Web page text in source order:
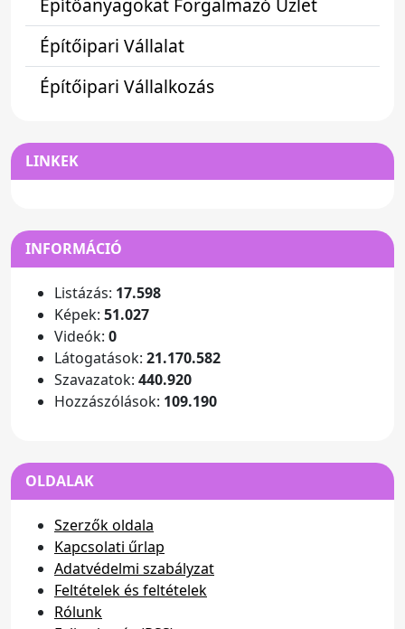
Építőanyagokat Forgalmazó Üzlet
Építőipari Vállalat
Építőipari Vállalkozás
LINKEK
INFORMÁCIÓ
Listázás: 17.598
Képek: 51.027
Videók: 0
Látogatások: 21.170.582
Szavazatok: 440.920
Hozzászólások: 109.190
OLDALAK
Szerzők oldala
Kapcsolati űrlap
Adatvédelmi szabályzat
Feltételek és feltételek
Rólunk